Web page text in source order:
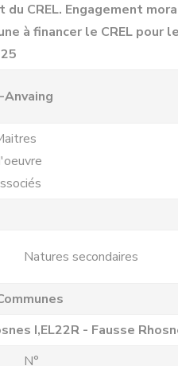
du CREL. Engagement
à financer le CREL pour
Natures secondaires
I,EL22R - Fausse
N°